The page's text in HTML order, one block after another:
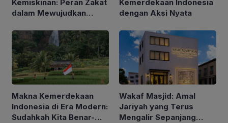
Kemiskinan: Peran Zakat
dalam Mewujudkan
Sejahtera
Kemerdekaan Indonesia
dengan Aksi Nyata
Makna Kemerdekaan
Indonesia di Era Modern:
Sudahkah Kita Benar-
Wakaf Masjid: Amal
Jariyah yang Terus
Mengalir Sepanjang